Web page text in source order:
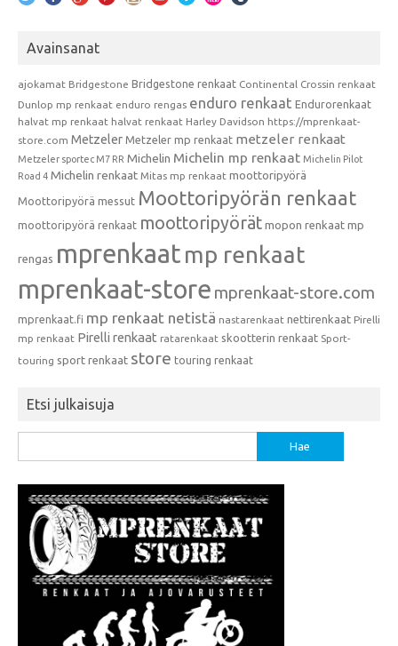
Avainsanat
ajokamat Bridgestone Bridgestone renkaat Continental Crossin renkaat
Dunlop mp renkaat enduro rengas enduro renkaat Endurorenkaat
halvat mp renkaat halvat renkaat Harley Davidson https://mprenkaat-
store.com Metzeler Metzeler mp renkaat metzeler renkaat
Metzeler sportec M7 RR Michelin Michelin mp renkaat Michelin Pilot
Road 4 Michelin renkaat Mitas mp renkaat moottoripyörä
Moottoripyörä messut Moottoripyörän renkaat
moottoripyörä renkaat moottoripyörät mopon renkaat mp
rengas mprenkaat mp renkaat
mprenkaat-store mprenkaat-store.com
mprenkaat.fi mp renkaat netistä nastarenkaat nettirenkaat Pirelli
mp renkaat Pirelli renkaat ratarenkaat skootterin renkaat Sport-
touring sport renkaat store touring renkaat
Etsi julkaisuja